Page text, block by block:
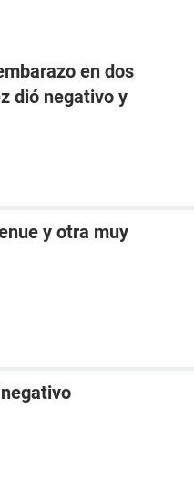
en dos
dió negativo y
y otra muy